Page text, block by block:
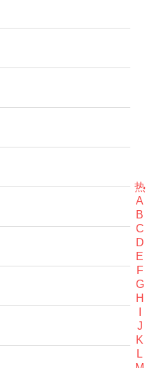
热
A
B
C
D
E
F
G
H
J
K
L